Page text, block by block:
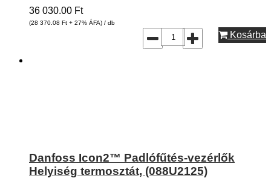
36 030.00 Ft
(28 370.08 Ft + 27% ÁFA) / db
Kosárba
Danfoss Icon2™ Padlófűtés-vezérlők
Helyiség termosztát, (088U2125)